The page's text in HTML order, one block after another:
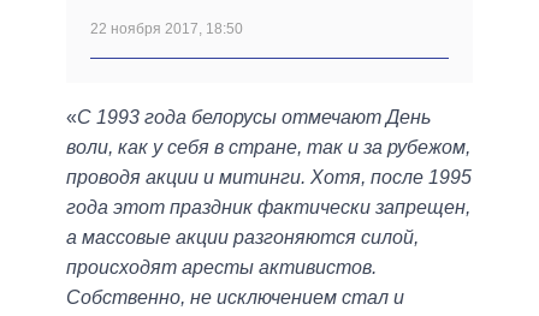
22 ноября 2017, 18:50
«С 1993 года белорусы отмечают День
воли, как у себя в стране, так и за рубежом,
проводя акции и митинги. Хотя, после 1995
года этот праздник фактически запрещен,
а массовые акции разгоняются силой,
происходят аресты активистов.
Собственно, не исключением стал и